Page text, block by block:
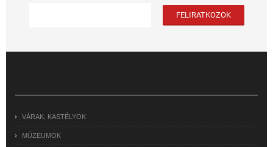
VÁRAK, KASTÉLYOK
MÚZEUMOK